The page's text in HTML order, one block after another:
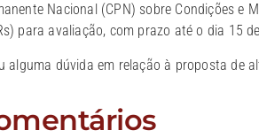
Nacional (CPN) sobre Condições e
para avaliação, com prazo até o dia 15
alguma dúvida em relação à proposta de